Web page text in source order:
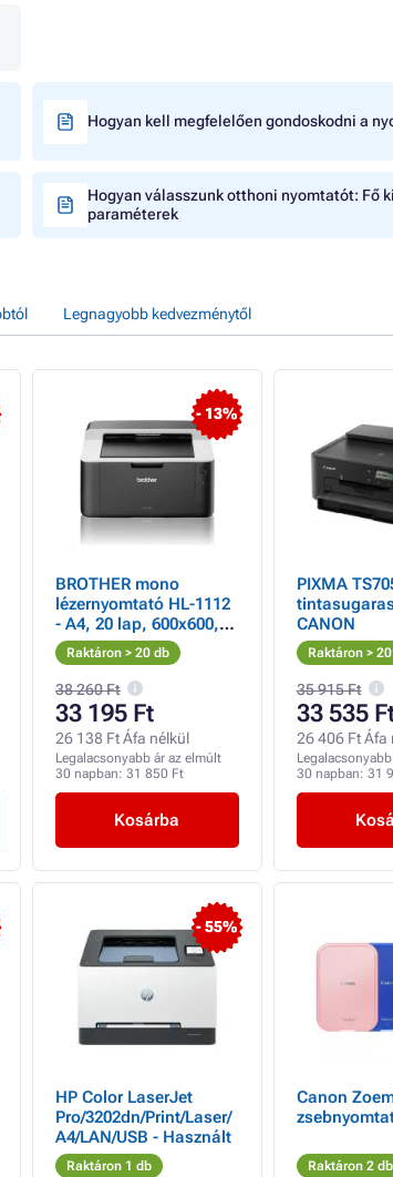
Hogyan kell megfelelően gondoskodni a
Hogyan válasszunk otthoni nyomtatót: Fő
paraméterek
Legnagyobb kedvezménytől
- 13%
BROTHER mono
lézernyomtató HL-1112
- A4, 20 lap, 600x600, 1
MB GDI, USB 2.0,
fekete
Raktáron > 20 db
38 260 Ft
33 195 Ft
26 138 Ft Áfa nélkül
Legalacsonyabb ár az elmúlt
30 napban: 31 850 Ft
Kosárba
PIXMA
CANON
Raktáron >
35 915 Ft
33 535
26 406 Ft Áfa
30 napban: 31
- 55%
HP Color LaserJet
Pro/3202dn/Print/Laser/
A4/LAN/USB - Használt
Raktáron 1 db
Canon
Raktáron 2 db